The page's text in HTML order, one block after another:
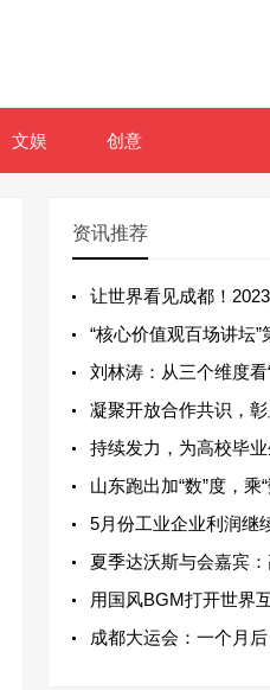
文娱 创意
资讯推荐
让世界看见成都！
“核心价值观百场讲坛”
刘林涛：从三个维度看
凝聚开放合作共识，
持续发力，为高校毕
山东跑出加“数”度，乘
5月份工业企业利润继
夏季达沃斯与会嘉宾
用国风BGM打开世界
成都大运会：一个月